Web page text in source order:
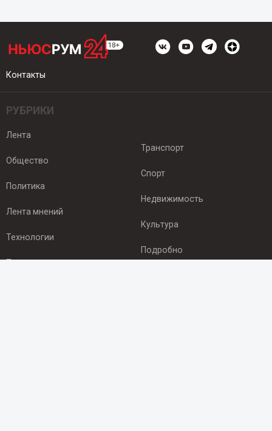
Контакты
РУБРИКИ
Лента
Общество
Политика
Лента мнений
Технологии
Происшествия
Транспорт
Спорт
Недвижимость
Культура
Подробно